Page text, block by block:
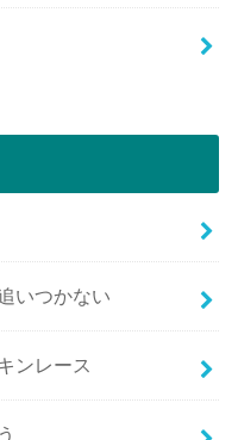
いつかない
ンレース